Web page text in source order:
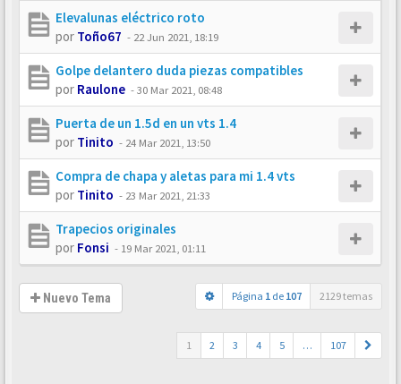
Elevalunas eléctrico roto
por Toño67 - 22 Jun 2021, 18:19
Golpe delantero duda piezas compatibles
por Raulone -30 Mar 2021, 08:48
Puerta de un 1.5d en un vts 1.4
por Tinito - 24 Mar 2021, 13:50
Compra de chapa y aletas para mi 1.4 vts
por Tinito - 23 Mar 2021, 21:33
Trapecios originales
por Fonsi - 19 Mar 2021, 01:11
Nuevo Tema Página 1 de 107 2129 temas
1 2 3 4 5 … 107